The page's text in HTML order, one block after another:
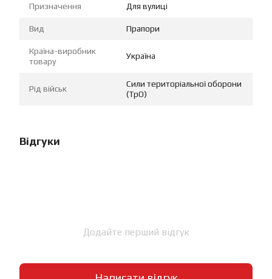
Призначення Для вулиці
Вид Прапори
Країна-виробник
товару
Україна
Рід військ
Сили територіальної оборони
(ТрО)
Відгуки
Додайте перший відгук